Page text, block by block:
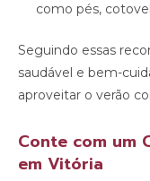
como pés,
Seguindo essas
saudável e bem-
aproveitar o verão
Conte com um
em Vitória